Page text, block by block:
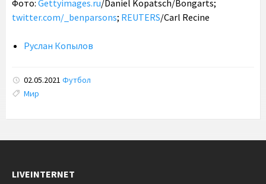
Фото: Gettyimages.ru/Daniel Kopatsch/Bongarts;
twitter.com/_benparsons; REUTERS/Carl Recine
Руслан Копылов
02.05.2021 Футбол
Tags:
Мир
LIVEINTERNET